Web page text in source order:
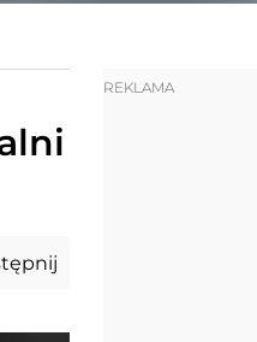
REKLAMA